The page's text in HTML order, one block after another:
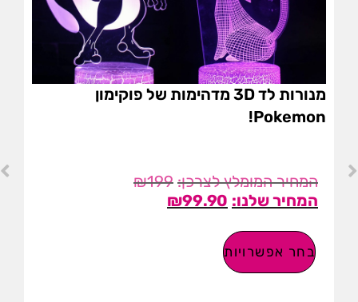
מנורות לד 3D מדהימות של פוקימון
Pokemon!
₪199
₪99.90
בחר אפשרויות